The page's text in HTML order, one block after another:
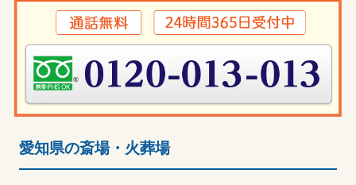
愛知県の斎場・火葬場